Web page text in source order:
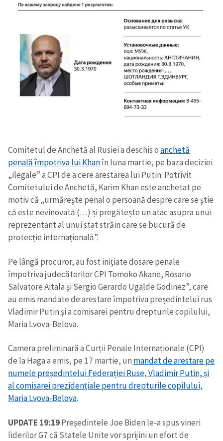
Comitetul de Anchetă al Rusiei a deschis oanchetă
penală împotriva lui Khanîn luna martie, pe baza deciziei
„ilegale” a CPI de a cere arestarea lui Putin. Potrivit
Comitetului de Anchetă, Karim Khan este anchetat pe
motiv că „urmărește penal o persoană despre care se știe
că este nevinovată (…) și pregătește un atac asupra unui
reprezentant al unui stat străin care se bucură de
protecție internațională”.
Pe lângă procuror, au fost inițiate dosare penale
împotriva judecătorilor CPI Tomoko Akane, Rosario
Salvatore Aitala și Sergio Gerardo Ugalde Godinez”, care
au emis mandate de arestare împotriva președintelui rus
Vladimir Putin și a comisarei pentru drepturile copilului,
Maria Lvova-Belova.
Camera preliminară a Curții Penale Internaționale (CPI)
de la Haga a emis, pe 17 martie, un mandat de arestare pe
numele președintelui Federației Ruse, Vladimir Putin, și
al comisarei prezidențiale pentru drepturile copilului,
Maria Lvova-Belova.
UPDATE 19:19Președintele Joe Biden le-a spus vineri
liderilor G7 că Statele Unite vor sprijini un efort de